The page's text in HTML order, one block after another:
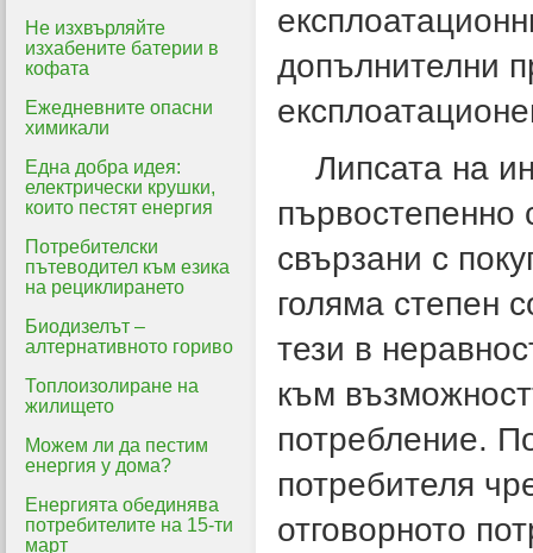
Не изхвърляйте
изхабените батерии в
кофата
Ежедневните опасни
химикали
Една добра идея:
електрически крушки,
които пестят енергия
Потребителски
пътеводител към езика
на рециклирането
Биодизелът –
алтернативното гориво
Топлоизолиране на
жилището
Можем ли да пестим
енергия у дома?
Енергията обединява
потребителите на 15-ти
март
допълнителни
Липсата на
първостепенно
свързани с
голяма степен
тези в
към
потребление.
потребителя
отговорното